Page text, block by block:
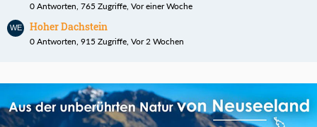
0 Antworten, 765 Zugriffe, Vor einer Woche
Hoher Dachstein
0 Antworten, 915 Zugriffe, Vor 2 Wochen